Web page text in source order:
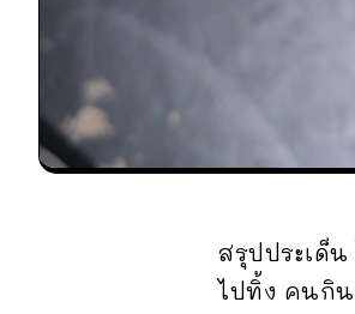
สรุปประเด็
ไปทิ้ง คนกิน